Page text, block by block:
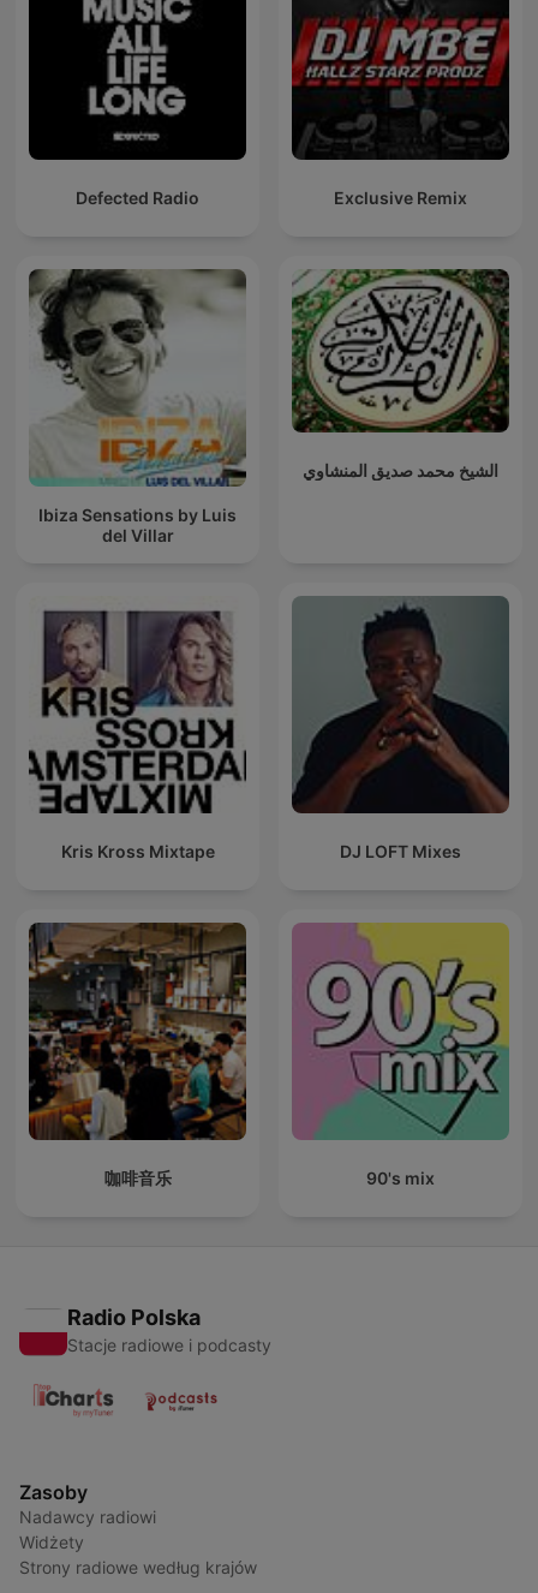
Defected Radio Exclusive Remix
Ibiza Sensations by Luis
del Villar
الشيخ محمد صديق المنشاوي
Kris Kross Mixtape DJ LOFT Mixes
咖啡音乐 90's mix
Radio Polska
Stacje radiowe i podcasty
Zasoby
Nadawcy radiowi
Widżety
Strony radiowe według krajów